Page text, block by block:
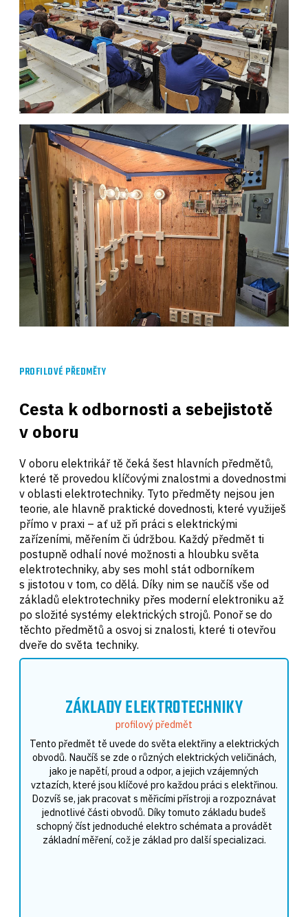
PROFILOVÉ PŘEDMĚTY
Cesta k odbornosti a sebejistotě
v oboru
V oboru elektrikář tě čeká šest hlavních předmětů,
které tě provedou klíčovými znalostmi a dovednostmi
v oblasti elektrotechniky. Tyto předměty nejsou jen
teorie, ale hlavně praktické dovednosti, které využiješ
přímo v praxi – ať už při práci s elektrickými
zařízeními, měřením či údržbou. Každý předmět ti
postupně odhalí nové možnosti a hloubku světa
elektrotechniky, aby ses mohl stát odborníkem
s jistotou v tom, co dělá. Díky nim se naučíš vše od
základů elektrotechniky přes moderní elektroniku až
po složité systémy elektrických strojů. Ponoř se do
těchto předmětů a osvoj si znalosti, které ti otevřou
dveře do světa techniky.
ZÁKLADY ELEKTROTECHNIKY
profilový předmět
Tento předmět tě uvede do světa elektřiny a elektrických
obvodů. Naučíš se zde o různých elektrických veličinách,
jako je napětí, proud a odpor, a jejich vzájemných
vztazích, které jsou klíčové pro každou práci s elektřinou.
Dozvíš se, jak pracovat s měřicími přístroji a rozpoznávat
jednotlivé části obvodů. Díky tomuto základu budeš
schopný číst jednoduché elektro schémata a provádět
základní měření, což je základ pro další specializaci.